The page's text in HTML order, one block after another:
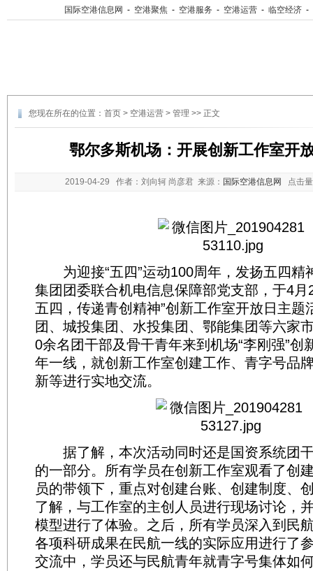
国际空港信息网 - 空港聚焦 - 空港服务 - 空港运营 - 临空经济 -
您现在所在的位置： 首页 > 空港运营 > 管理 >> 正文
鄂尔多斯机场：开展创新工作室开
2019-04-29 作者：刘向轲 尚彦君 来源： 国际空港信息网 点击
为迎接“五四”运动100周年，发扬五四精
集团团委联合机电信息保障部党支部，于4月
五四，传递青创精神”创新工作室开放日主题
团、城投集团、水投集团、鄂能集团等六家
0余名团干部及骨干青年来到机场“李刚强”创
年一线，就创新工作室创建工作、青字号品
新等进行实地交流。
据了解，本次活动同时还是国资系统团
的一部分。所有学员在创新工作室观看了创
员的带领下，重点对创建台账、创建制度、
了解，与工作室的主创人员进行现场讨论，
模型进行了体验。之后，所有学员深入到民
各项科研成果在民航一线的实际应用进行了
交流中，学员还与民航青年就青字号集体如